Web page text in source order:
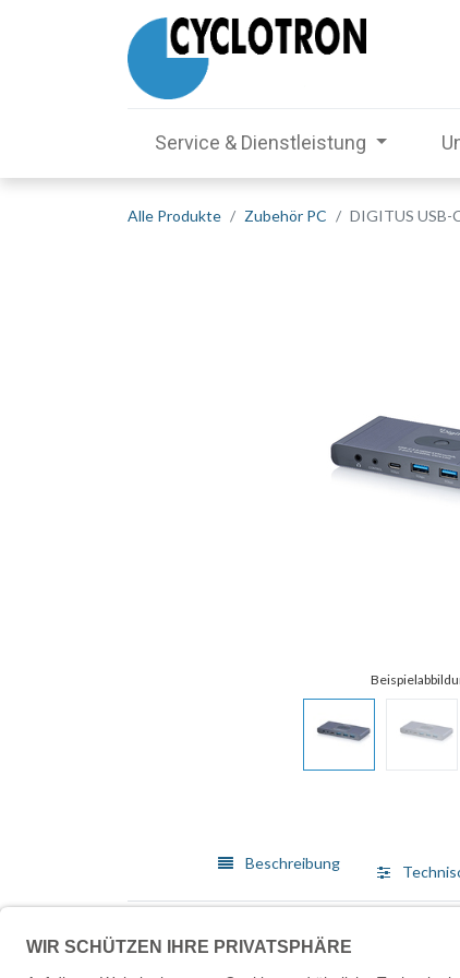
Service & Dienstleistung
Alle Produkte Zubehör PC DIGITUS USB-
Beschreibung
einem einzelnen Monitor. Mit Unterstützung für